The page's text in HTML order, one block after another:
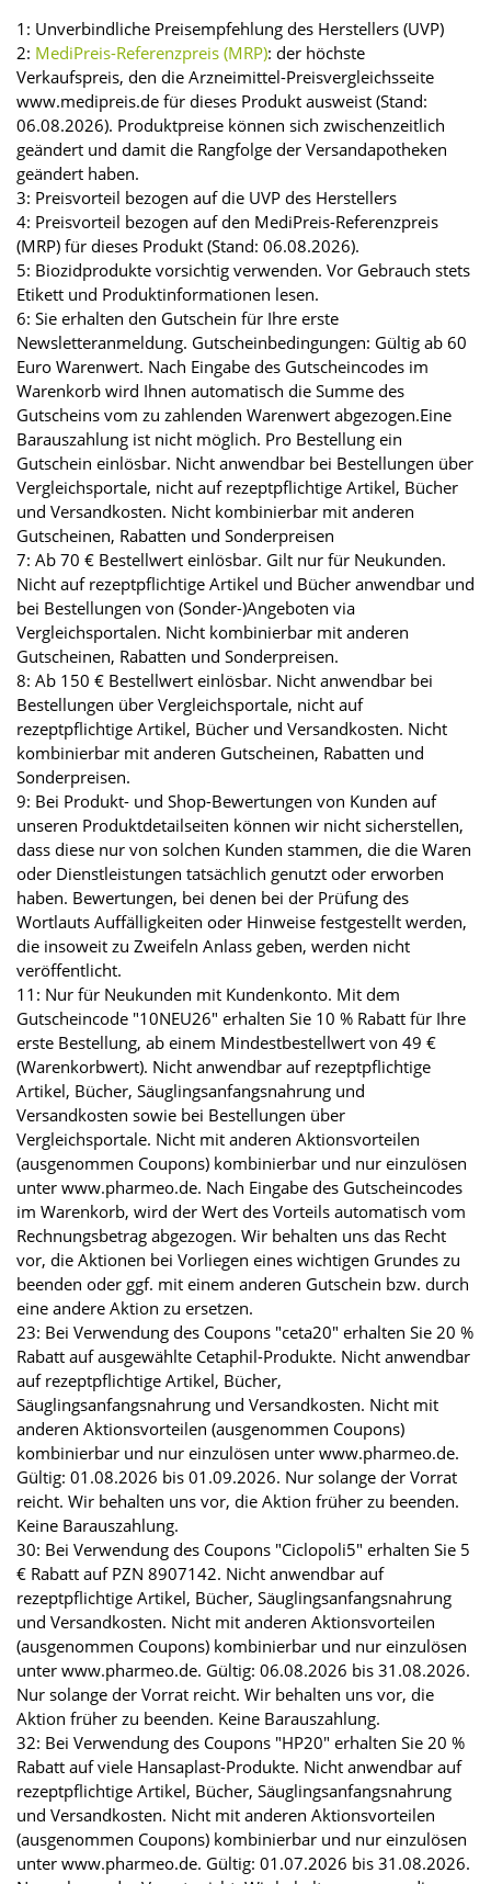
1: Unverbindliche Preisempfehlung des Herstellers (UVP)
2: MediPreis-Referenzpreis (MRP): der höchste
Verkaufspreis, den die Arzneimittel-Preisvergleichsseite
www.medipreis.de für dieses Produkt ausweist (Stand:
06.08.2026). Produktpreise können sich zwischenzeitlich
geändert und damit die Rangfolge der Versandapotheken
geändert haben.
3: Preisvorteil bezogen auf die UVP des Herstellers
4: Preisvorteil bezogen auf den MediPreis-Referenzpreis
(MRP) für dieses Produkt (Stand: 06.08.2026).
5: Biozidprodukte vorsichtig verwenden. Vor Gebrauch stets
Etikett und Produktinformationen lesen.
6: Sie erhalten den Gutschein für Ihre erste
Newsletteranmeldung. Gutscheinbedingungen: Gültig ab 60
Euro Warenwert. Nach Eingabe des Gutscheincodes im
Warenkorb wird Ihnen automatisch die Summe des
Gutscheins vom zu zahlenden Warenwert abgezogen.Eine
Barauszahlung ist nicht möglich. Pro Bestellung ein
Gutschein einlösbar. Nicht anwendbar bei Bestellungen über
Vergleichsportale, nicht auf rezeptpflichtige Artikel, Bücher
und Versandkosten. Nicht kombinierbar mit anderen
Gutscheinen, Rabatten und Sonderpreisen
7: Ab 70 € Bestellwert einlösbar. Gilt nur für Neukunden.
Nicht auf rezeptpflichtige Artikel und Bücher anwendbar und
bei Bestellungen von (Sonder-)Angeboten via
Vergleichsportalen. Nicht kombinierbar mit anderen
Gutscheinen, Rabatten und Sonderpreisen.
8: Ab 150 € Bestellwert einlösbar. Nicht anwendbar bei
Bestellungen über Vergleichsportale, nicht auf
rezeptpflichtige Artikel, Bücher und Versandkosten. Nicht
kombinierbar mit anderen Gutscheinen, Rabatten und
Sonderpreisen.
9: Bei Produkt- und Shop-Bewertungen von Kunden auf
unseren Produktdetailseiten können wir nicht sicherstellen,
dass diese nur von solchen Kunden stammen, die die Waren
oder Dienstleistungen tatsächlich genutzt oder erworben
haben. Bewertungen, bei denen bei der Prüfung des
Wortlauts Auffälligkeiten oder Hinweise festgestellt werden,
die insoweit zu Zweifeln Anlass geben, werden nicht
veröffentlicht.
11: Nur für Neukunden mit Kundenkonto. Mit dem
Gutscheincode "10NEU26" erhalten Sie 10 % Rabatt für Ihre
erste Bestellung, ab einem Mindestbestellwert von 49 €
(Warenkorbwert). Nicht anwendbar auf rezeptpflichtige
Artikel, Bücher, Säuglingsanfangsnahrung und
Versandkosten sowie bei Bestellungen über
Vergleichsportale. Nicht mit anderen Aktionsvorteilen
(ausgenommen Coupons) kombinierbar und nur einzulösen
unter www.pharmeo.de. Nach Eingabe des Gutscheincodes
im Warenkorb, wird der Wert des Vorteils automatisch vom
Rechnungsbetrag abgezogen. Wir behalten uns das Recht
vor, die Aktionen bei Vorliegen eines wichtigen Grundes zu
beenden oder ggf. mit einem anderen Gutschein bzw. durch
eine andere Aktion zu ersetzen.
23: Bei Verwendung des Coupons "ceta20" erhalten Sie 20 %
Rabatt auf ausgewählte Cetaphil-Produkte. Nicht anwendbar
auf rezeptpflichtige Artikel, Bücher,
Säuglingsanfangsnahrung und Versandkosten. Nicht mit
anderen Aktionsvorteilen (ausgenommen Coupons)
kombinierbar und nur einzulösen unter www.pharmeo.de.
Gültig: 01.08.2026 bis 01.09.2026. Nur solange der Vorrat
reicht. Wir behalten uns vor, die Aktion früher zu beenden.
Keine Barauszahlung.
30: Bei Verwendung des Coupons "Ciclopoli5" erhalten Sie 5
€ Rabatt auf PZN 8907142. Nicht anwendbar auf
rezeptpflichtige Artikel, Bücher, Säuglingsanfangsnahrung
und Versandkosten. Nicht mit anderen Aktionsvorteilen
(ausgenommen Coupons) kombinierbar und nur einzulösen
unter www.pharmeo.de. Gültig: 06.08.2026 bis 31.08.2026.
Nur solange der Vorrat reicht. Wir behalten uns vor, die
Aktion früher zu beenden. Keine Barauszahlung.
32: Bei Verwendung des Coupons "HP20" erhalten Sie 20 %
Rabatt auf viele Hansaplast-Produkte. Nicht anwendbar auf
rezeptpflichtige Artikel, Bücher, Säuglingsanfangsnahrung
und Versandkosten. Nicht mit anderen Aktionsvorteilen
(ausgenommen Coupons) kombinierbar und nur einzulösen
unter www.pharmeo.de. Gültig: 01.07.2026 bis 31.08.2026.